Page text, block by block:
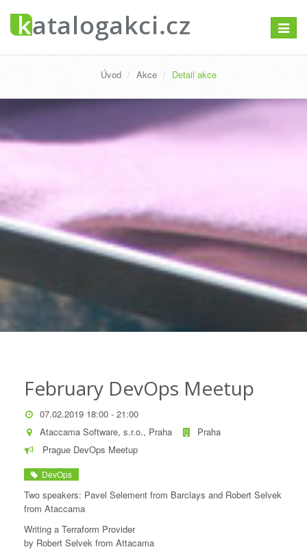
Úvod Akce Detail akce
February DevOps Meetup
07.02.2019 18:00 - 21:00
Ataccama Software, s.r.o., Praha
Praha
Prague DevOps Meetup
DevOps
Two speakers: Pavel Selement from Barclays and Robert Selvek
from Ataccama
Writing a Terraform Provider
by Robert Selvek from Attacama